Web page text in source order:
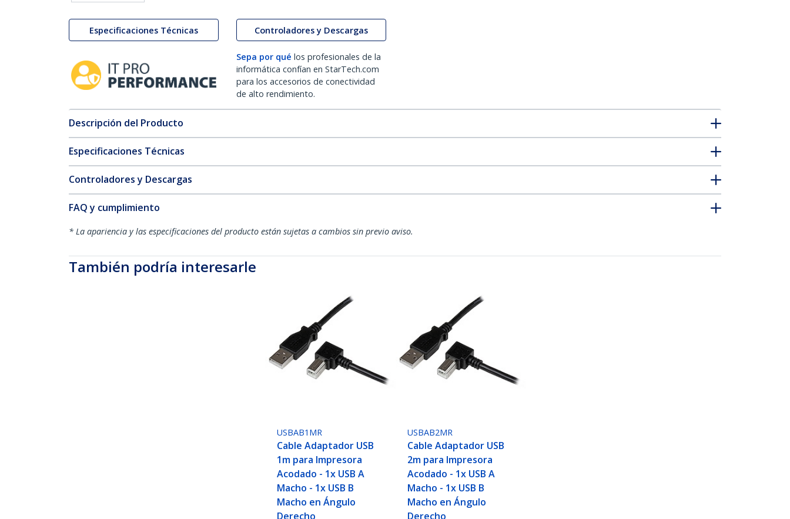
Especificaciones Técnicas Controladores y Descargas
Sepa por qué los profesionales de la
informática confían en StarTech.com
para los accesorios de conectividad
de alto rendimiento.
Descripción del Producto
Especificaciones Técnicas
Controladores y Descargas
FAQ y cumplimiento
* La apariencia y las especificaciones del producto están sujetas a cambios sin previo aviso.
También podría interesarle
USBAB1MR
Cable Adaptador USB
1m para Impresora
Acodado - 1x USB A
Macho - 1x USB B
Macho en Ángulo
Derecho
USBAB2MR
Cable Adaptador USB
2m para Impresora
Acodado - 1x USB A
Macho - 1x USB B
Macho en Ángulo
Derecho